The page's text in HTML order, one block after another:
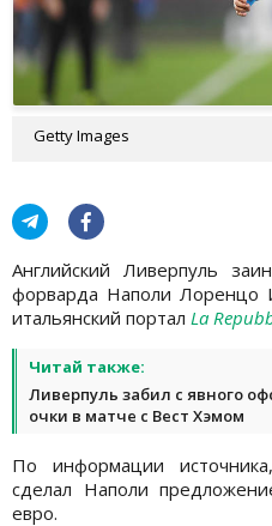
Getty Images
Английский Ливерпуль
форварда Наполи Лоренцо
итальянский портал La
Читай также:
Ливерпуль забил с явного
очки в матче с Вест Хэмом
По информации
сделал Наполи
евро.